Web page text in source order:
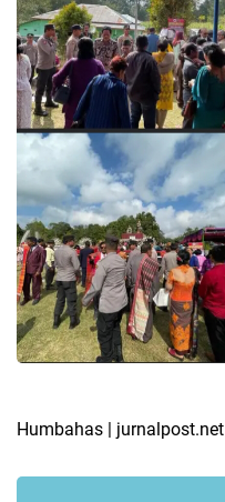
Humbahas | jurnalpost.net